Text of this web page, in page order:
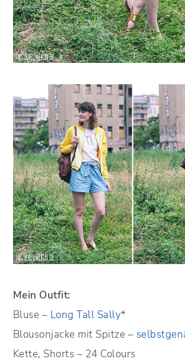
Mein Outfit:
Bluse – Long Tall Sally*
Blousonjacke mit Spitze –
Kette, Shorts – 24 Colours